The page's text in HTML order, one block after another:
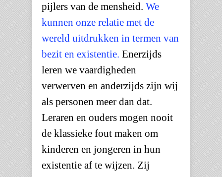
pijlers van de mensheid. We
kunnen onze relatie met de
wereld uitdrukken in termen van
bezit en existentie. Enerzijds
leren we vaardigheden
verwerven en anderzijds zijn wij
als personen meer dan dat.
Leraren en ouders mogen nooit
de klassieke fout maken om
kinderen en jongeren in hun
existentie af te wijzen. Zij